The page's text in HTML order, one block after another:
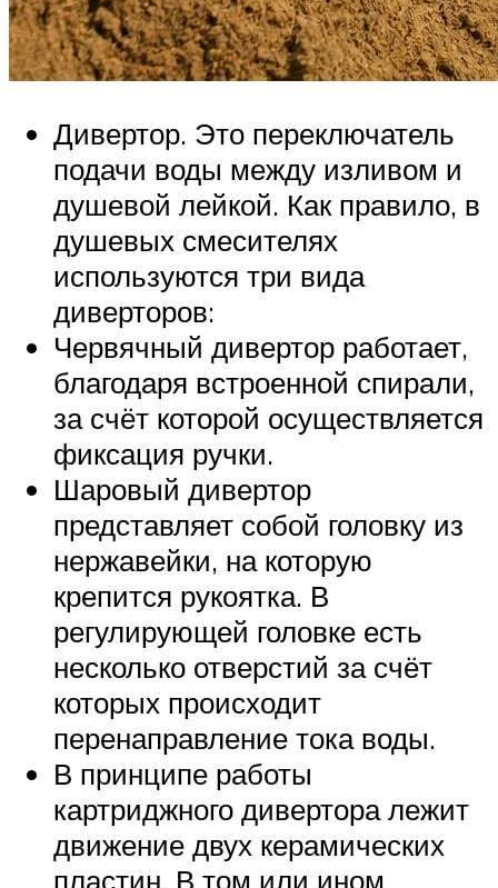
Дивертор. Это переключатель
подачи воды между изливом и
душевой лейкой. Как правило, в
душевых смесителях
используются три вида
диверторов:
Червячный дивертор работает,
благодаря встроенной спирали,
за счёт которой осуществляется
фиксация ручки.
Шаровый дивертор
представляет собой головку из
нержавейки, на которую
крепится рукоятка. В
регулирующей головке есть
несколько отверстий за счёт
которых происходит
перенаправление тока воды.
В принципе работы
картриджного дивертора лежит
движение двух керамических
пластин. В том или ином